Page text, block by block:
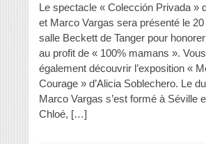
Le spectacle « Colección Privada »
et Marco Vargas sera présenté le
salle Beckett de Tanger pour
au profit de « 100% mamans ».
également découvrir l’exposition «
Courage » d’Alicia Soblechero. Le
Marco Vargas s’est formé à Séville
Chloé, […]